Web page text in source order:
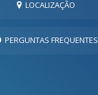
LOCALIZAÇÃO
PERGUNTAS FREQUENTES